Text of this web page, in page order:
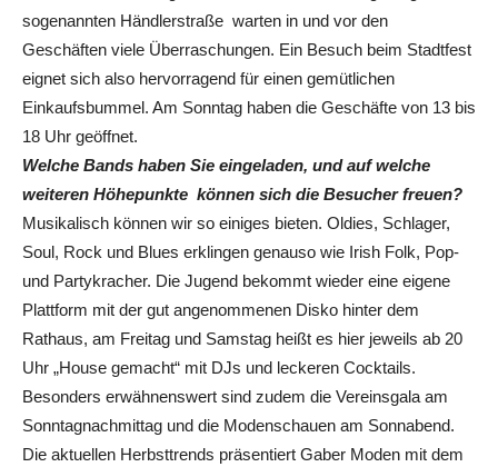
sogenannten Händlerstraße warten in und vor den
Geschäften viele Überraschungen. Ein Besuch beim Stadtfest
eignet sich also hervorragend für einen gemütlichen
Einkaufsbummel. Am Sonntag haben die Geschäfte von 13 bis
18 Uhr geöffnet.
Welche Bands haben Sie eingeladen, und auf welche
weiteren Höhepunkte können sich die Besucher freuen?
Musikalisch können wir so einiges bieten. Oldies, Schlager,
Soul, Rock und Blues erklingen genauso wie Irish Folk, Pop-
und Partykracher. Die Jugend bekommt wieder eine eigene
Plattform mit der gut angenommenen Disko hinter dem
Rathaus, am Freitag und Samstag heißt es hier jeweils ab 20
Uhr „House gemacht“ mit DJs und leckeren Cocktails.
Besonders erwähnenswert sind zudem die Vereinsgala am
Sonntagnachmittag und die Modenschauen am Sonnabend.
Die aktuellen Herbsttrends präsentiert Gaber Moden mit dem